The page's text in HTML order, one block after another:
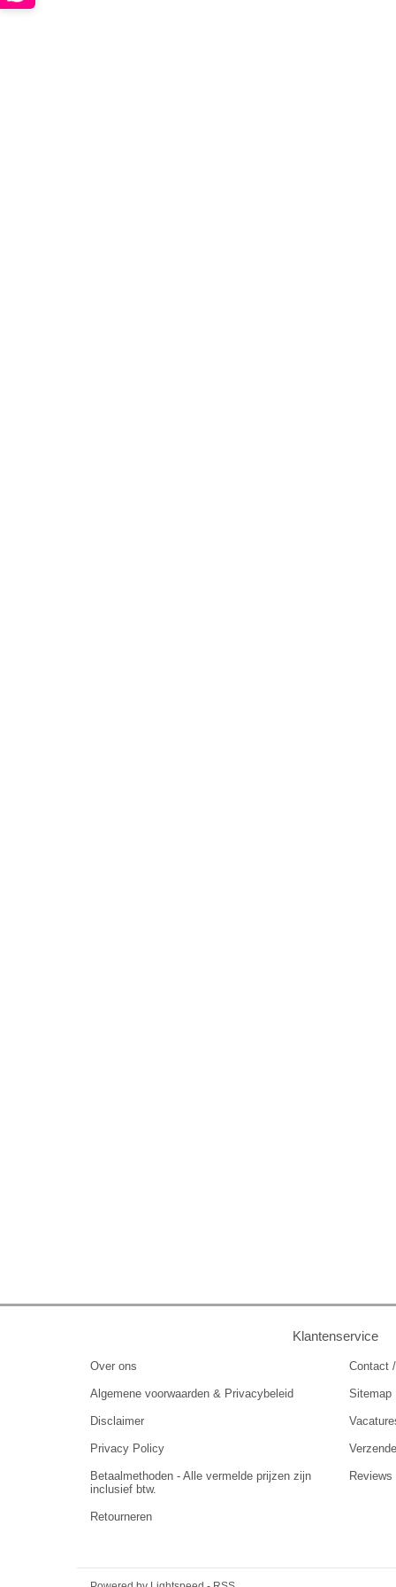
Klantenservice
Over ons
Algemene voorwaarden & Privacybeleid
Disclaimer
Privacy Policy
Betaalmethoden - Alle vermelde prijzen zijn
inclusief btw.
Retourneren
Contact
Sitemap
Reviews